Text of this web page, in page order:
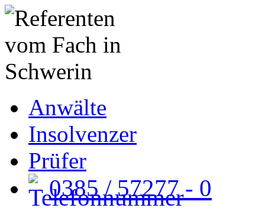
Anwälte
Insolvenzer
Prüfer
0385 / 57277 - 0